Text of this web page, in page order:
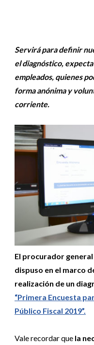
Servirá para definir
el diagnóstico,
empleados, quienes
forma anónima y
corriente.
El procurador
dispuso en el marco
realización de un
“Primera Encuesta
Público Fiscal 2019”.
Vale recordar que la